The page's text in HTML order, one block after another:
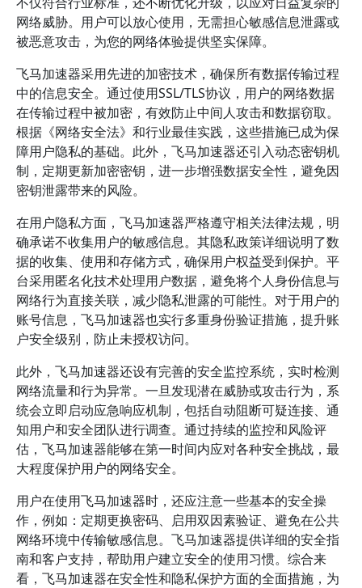
网络威胁。用户可以放心使用，无需担心敏感信息泄露或
被恶意攻击，为您的网络体验提供坚实保障。
飞马加速器采用先进的加密技术，确保所有数据传输过程
中的信息安全。通过使用SSL/TLS协议，用户的网络数据
在传输过程中被加密，有效防止中间人攻击和数据窃取。
根据《网络安全法》和行业最佳实践，这些措施已成为保
障用户隐私的基础。此外，飞马加速器还引入动态密钥机
制，定期更新加密密钥，进一步增强数据安全性，避免因
密钥泄露带来的风险。
在用户隐私方面，飞马加速器严格遵守相关法律法规，明
确承诺不收集用户的敏感信息。其隐私政策详细说明了数
据的收集、使用和存储方式，确保用户权益受到保护。平
台采用匿名化技术处理用户数据，避免将个人身份信息与
网络行为直接关联，减少隐私泄露的可能性。对于用户的
账号信息，飞马加速器也实行多重身份验证措施，提升账
户安全级别，防止未授权访问。
此外，飞马加速器还设有完善的安全监控系统，实时检测
网络流量和行为异常。一旦发现潜在威胁或攻击行为，系
统会立即启动应急响应机制，包括自动阻断可疑连接、通
知用户和安全团队进行调查。通过持续的监控和风险评
估，飞马加速器能够在第一时间内应对各种安全挑战，最
大程度保护用户的网络安全。
用户在使用飞马加速器时，还应注意一些基本的安全操
作，例如：定期更换密码、启用双因素验证、避免在公共
网络环境中传输敏感信息。飞马加速器提供详细的安全指
南和客户支持，帮助用户建立安全的使用习惯。综合来
看，飞马加速器在安全性和隐私保护方面的全面措施，为